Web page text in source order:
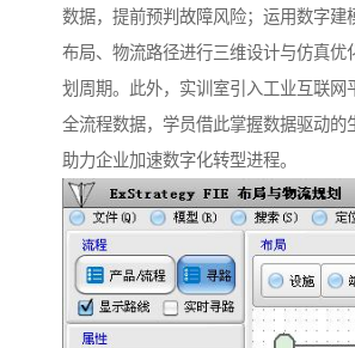
数据，提前预判故障风险；运用数字建
布局、物流路径进行三维设计与仿真优
划周期。此外，实训室引入工业互联网
全流程数据，学员借此掌握数据驱动的
助力企业加速数字化转型进程。